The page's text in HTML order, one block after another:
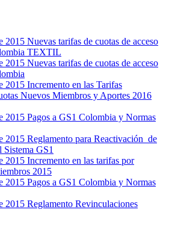
2015 Nuevas tarifas de cuotas de acceso
TEXTIL
2015 Nuevas tarifas de cuotas de acceso
2015 Incremento en las Tarifas
Nuevos Miembros y Aportes 2016
2015 Pagos a GS1 Colombia y Normas
2015 Reglamento para Reactivación de
GS1
2015 Incremento en las tarifas por
2015
2015 Pagos a GS1 Colombia y Normas
2015 Reglamento Revinculaciones